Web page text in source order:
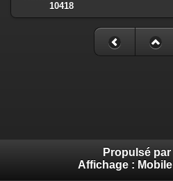
10418
Propulsé par
Affichage : Mobile